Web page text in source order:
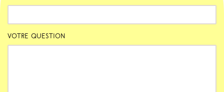
Votre question